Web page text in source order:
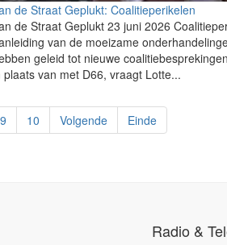
de Straat Geplukt: Coalitieperikelen
de Straat Geplukt 23 juni 2026
van de moeizame
geleid tot nieuwe
plaats van met D66, vraagt Lotte...
9 10 Volgende Einde
Radio &